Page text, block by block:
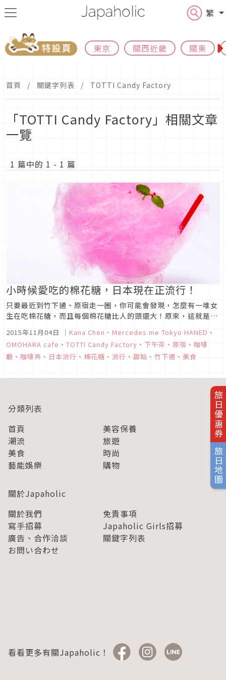
繁
東京 關西近畿 關東
旅日優惠券
旅日地圖
首頁 關鍵字列表 TOTTI Candy Factory
「TOTTI Candy Factory」相關文章
一覽
1 篇中的 1 - 1 篇
小時候愛吃的棉花糖，日本現在正流行！
只要最近到竹下通、原宿走一圈，你可能會發現，怎麼有一堆女
生在吃棉花糖，而且每個棉花糖比人的頭還大！原來，這就是日
紅到東京的TOTTI Candy Factory，是可愛的零食糖果店。各
式各樣粉色繽紛的零食，讓人光是用看的就充滿了...
2015年11月04日 ｜ Kana Chen 、 Mercedes me Tokyo HANED 、
OMOHARA cafe 、 TOTTI Candy Factory 、 下午茶 、 原宿 、 咖啡
廳 、 咖啡弄 、 日本流行 、 棉花糖 、 流行 、 甜點 、 竹下通 、 美食
分類列表
首頁
美容保養
潮流
旅遊
美食
時尚
藝能娛樂
購物
關於Japaholic
關於我們
免責事項
寫手招募
Japaholic Girls招募
廣告、合作洽談
關鍵字列表
お問い合わせ
看看更多有關Japaholic！